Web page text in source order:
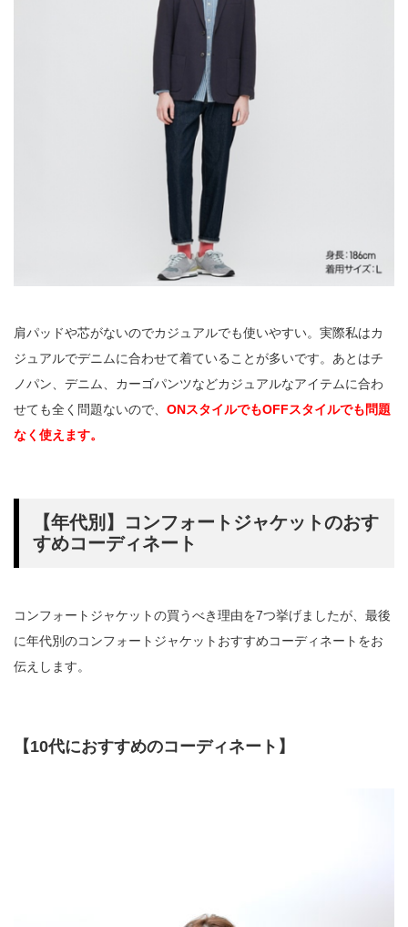
肩パッドや芯がないのでカジュアルでも使いやすい。実際私はカ
ジュアルでデニムに合わせて着ていることが多いです。あとはチ
ノパン、デニム、カーゴパンツなどカジュアルなアイテムに合わ
せても全く問題ないので、 ONスタイルでもOFFスタイルでも問題
なく使えます。
【年代別】コンフォートジャケットのおす
すめコーディネート
コンフォートジャケットの買うべき理由を7つ挙げましたが、最後
に年代別のコンフォートジャケットおすすめコーディネートをお
伝えします。
【10代におすすめのコーディネート】